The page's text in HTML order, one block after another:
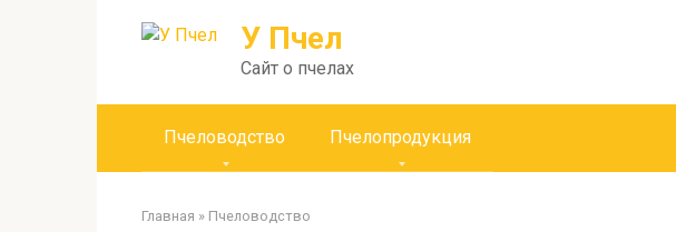
У Пчел
Сайт о пчелах
Пчеловодство Пчелопродукция
Главная » Пчеловодство